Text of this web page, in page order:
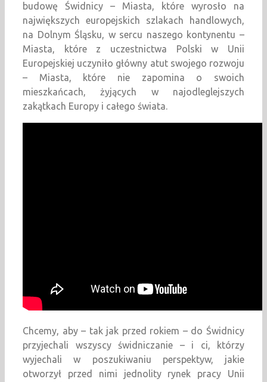
budowę Świdnicy – Miasta, które wyrosło na
największych europejskich szlakach handlowych,
na Dolnym Śląsku, w sercu naszego kontynentu –
Miasta, które z uczestnictwa Polski w Unii
Europejskiej uczyniło główny atut swojego rozwoju
– Miasta, które nie zapomina o swoich
mieszkańcach, żyjących w najodleglejszych
zakątkach Europy i całego świata.
Chcemy, aby – tak jak przed rokiem – do Świdnicy
przyjechali wszyscy świdniczanie – i ci, którzy
wyjechali w poszukiwaniu perspektyw, jakie
otworzył przed nimi jednolity rynek pracy Unii